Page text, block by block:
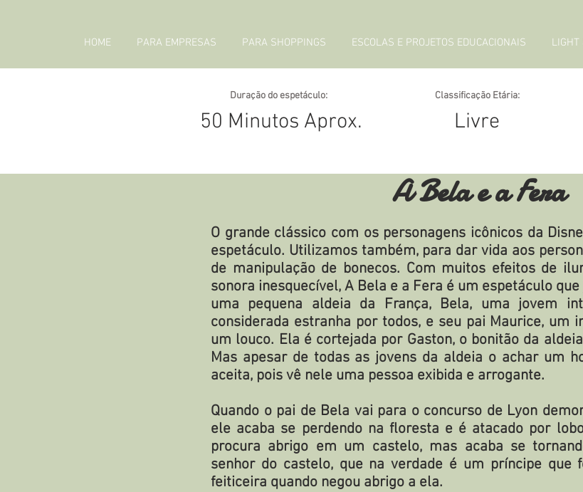
HOME PARA EMPRESAS PARA SHOPPINGS ESCOLAS E PROJETOS EDUCACIONAIS LIGHT
Duração do espetáculo:
50 Minutos Aprox.
Classificação Etária:
Livre
A Bela e a Fera
O grande clássico com os personagens icônicos da
espetáculo. Utilizamos também, para dar vida aos
de manipulação de bonecos. Com muitos efeitos de
sonora inesquecível, A Bela e a Fera é um espetáculo
uma pequena aldeia da França, Bela, uma jovem
considerada estranha por todos, e seu pai Maurice, um
um louco. Ela é cortejada por Gaston, o bonitão da
Mas apesar de todas as jovens da aldeia o achar um
aceita, pois vê nele uma pessoa exibida e arrogante.
Quando o pai de Bela vai para o concurso de Lyon
ele acaba se perdendo na floresta e é atacado por
procura abrigo em um castelo, mas acaba se
senhor do castelo, que na verdade é um príncipe que
feiticeira quando negou abrigo a ela.